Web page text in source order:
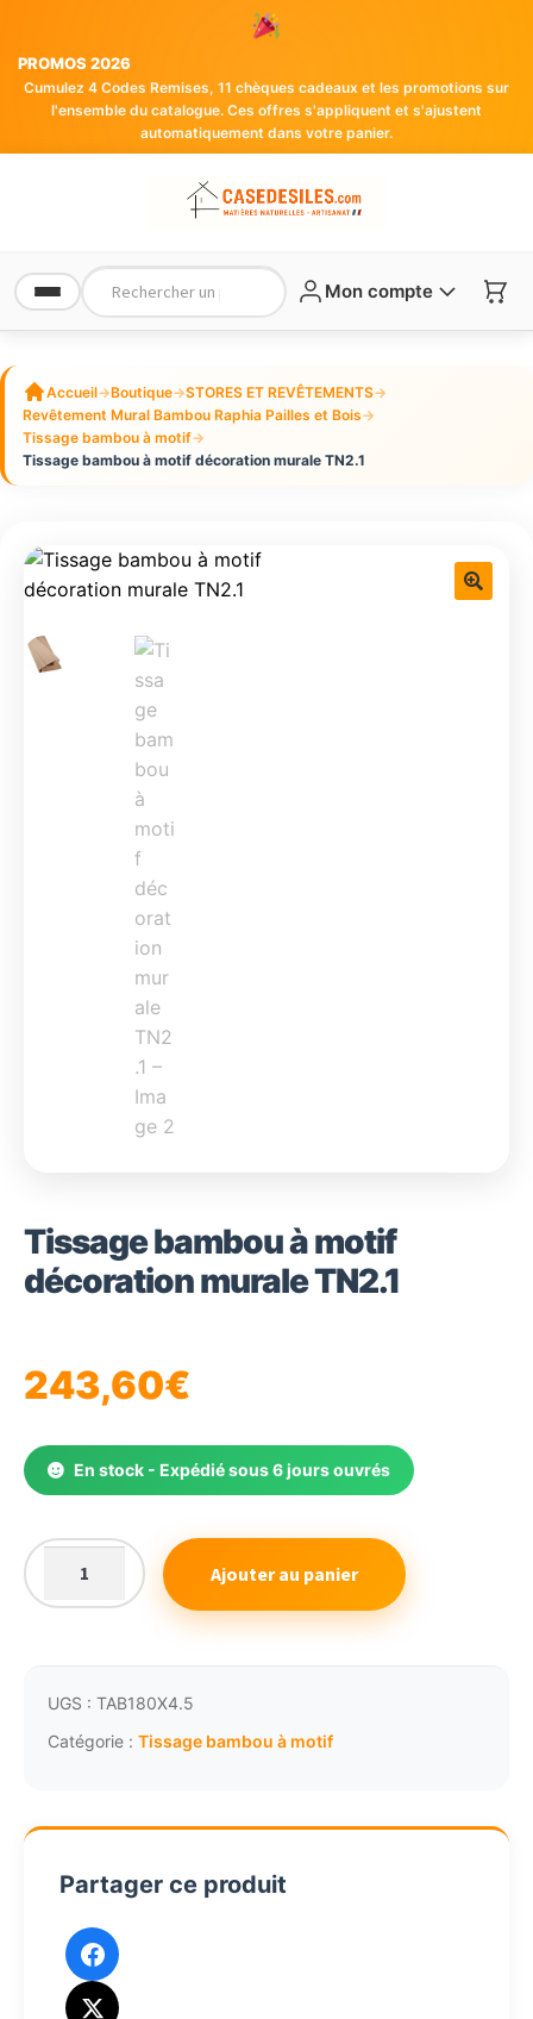
PROMOS 2026
Cumulez 4 Codes Remises, 11 chèques cadeaux et les promotions sur
l'ensemble du catalogue. Ces offres s'appliquent et s'ajustent
automatiquement dans votre panier.
Mon compte
Accueil→Boutique→STORES ET REVÊTEMENTS→
Revêtement Mural Bambou Raphia Pailles et Bois→
Tissage bambou à motif→
Tissage bambou à motif décoration murale TN2.1
Tissage bambou à motif
décoration murale TN2.1
243,60€
En stock - Expédié sous 6 jours ouvrés
quantité
de
à
motif
TN2.1
Ajouter au panier
UGS : TAB180X4.5
Catégorie : Tissage bambou à motif
Partager ce produit